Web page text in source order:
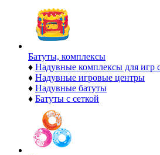
Батуты, комплексы
♦ Надувные комплексы для игр
♦ Надувные игровые центры
♦ Надувные батуты
♦ Батуты с сеткой